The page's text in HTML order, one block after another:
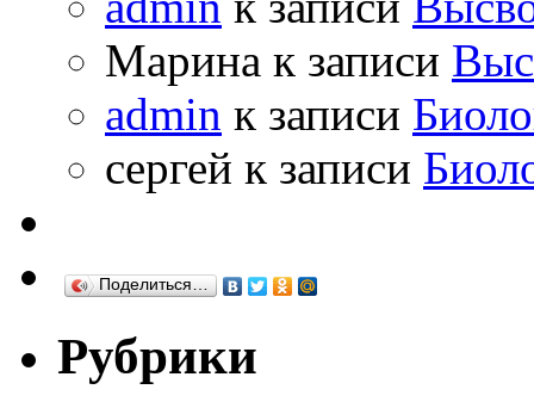
Марина к записи
admin к записи
сергей к записи
Поделиться…
Рубрики